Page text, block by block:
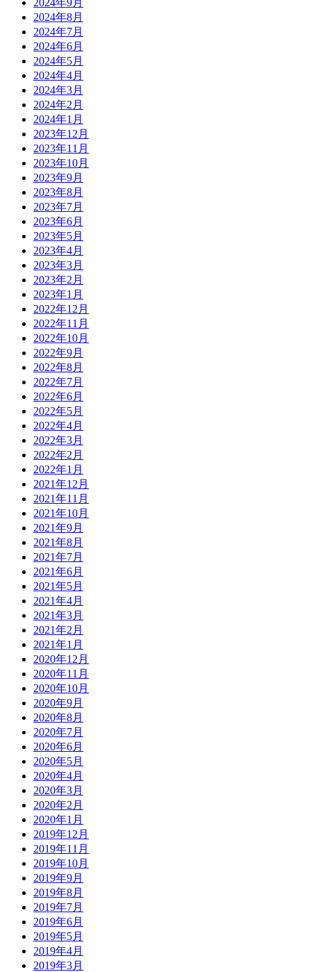
2024年8月
2024年7月
2024年6月
2024年5月
2024年4月
2024年3月
2024年2月
2024年1月
2023年12月
2023年11月
2023年10月
2023年9月
2023年8月
2023年7月
2023年6月
2023年5月
2023年4月
2023年3月
2023年2月
2023年1月
2022年12月
2022年11月
2022年10月
2022年9月
2022年8月
2022年7月
2022年6月
2022年5月
2022年4月
2022年3月
2022年2月
2022年1月
2021年12月
2021年11月
2021年10月
2021年9月
2021年8月
2021年7月
2021年6月
2021年5月
2021年4月
2021年3月
2021年2月
2021年1月
2020年12月
2020年11月
2020年10月
2020年9月
2020年8月
2020年7月
2020年6月
2020年5月
2020年4月
2020年3月
2020年2月
2020年1月
2019年12月
2019年11月
2019年10月
2019年9月
2019年8月
2019年7月
2019年6月
2019年5月
2019年4月
2019年3月